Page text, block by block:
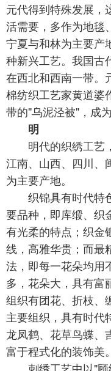
元代得到特殊发展，
活需要，多作为地毯
宁夏与和林为主要产
种新兴工艺。我国古
在西北和西南一带。
棉纺织工艺家黄道婆
带的"乌泥泾被"，成
明
明代的织绣工艺
江南、山西、四川、
为主要产地。
织锦具有时代特
要品种，即库缎、织
有光柔的特点；织金
线，高雅华贵；而最
法，即每一花朵均用
多，花朵大，具有富
组织有团花、折枝、
主要组织，具有时代
龙凤鹤、花草鸟蝶、
富于程式化的装饰美。